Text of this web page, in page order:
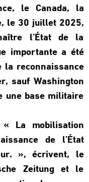
le Canada, la
le 30 juillet 2025,
l’État de la
importante a été
reconnaissance
sauf Washington
une base militaire
La mobilisation
de l’État
», écrivent, le
Zeitung et le